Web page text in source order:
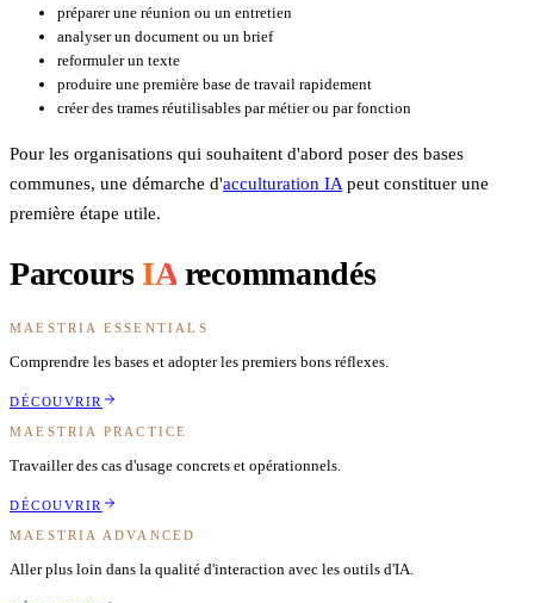
préparer une réunion ou un entretien
analyser un document ou un brief
reformuler un texte
produire une première base de travail rapidement
créer des trames réutilisables par métier ou par fonction
Pour les organisations qui souhaitent d'abord poser des bases
communes, une démarche d'acculturation IA peut constituer une
première étape utile.
Parcours IArecommandés
MAESTRIA ESSENTIALS
Comprendre les bases et adopter les premiers bons réflexes.
DÉCOUVRIR
MAESTRIA PRACTICE
Travailler des cas d'usage concrets et opérationnels.
DÉCOUVRIR
MAESTRIA ADVANCED
Aller plus loin dans la qualité d'interaction avec les outils d'IA.